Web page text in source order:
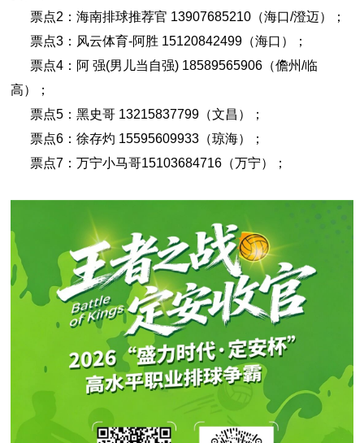
票点2：海南排球推荐官 13907685210（海口/澄迈）；
票点3：风云体育-阿胜 15120842499（海口）；
票点4：阿 强(男儿当自强) 18589565906（儋州/临
高）；
票点5：黑史哥 13215837799（文昌）；
票点6：徐存灼 15595609933（琼海）；
票点7：万宁小马哥15103684716（万宁）；